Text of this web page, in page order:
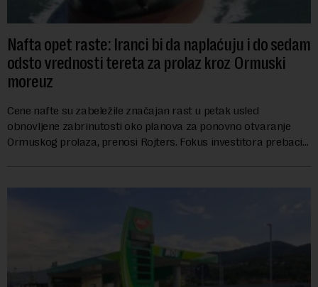
Nafta opet raste: Iranci bi da naplaćuju i do sedam
odsto vrednosti tereta za prolaz kroz Ormuski
moreuz
Cene nafte su zabeležile značajan rast u petak usled
obnovljene zabrinutosti oko planova za ponovno otvaranje
Ormuskog prolaza, prenosi Rojters. Fokus investitora prebacio